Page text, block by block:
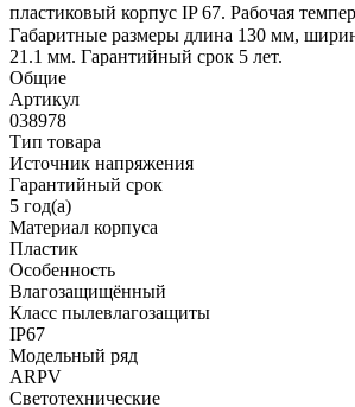
пластиковый корпус IP 67. Рабочая
Габаритные размеры длина 130 мм,
21.1 мм. Гарантийный срок 5 лет.
Общие
Артикул
038978
Тип товара
Источник напряжения
Гарантийный срок
5 год(а)
Материал корпуса
Пластик
Особенность
Влагозащищённый
Класс пылевлагозащиты
IP67
Модельный ряд
ARPV
Светотехнические